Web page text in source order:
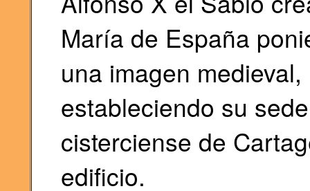
María de España
una imagen
estableciendo su
cisterciense de
edificio.